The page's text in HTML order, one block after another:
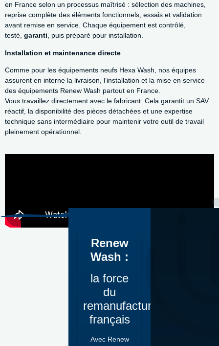
en France selon un processus maîtrisé : sélection des machines,
reprise complète des éléments fonctionnels, essais et validation
avant remise en service. Chaque équipement est contrôlé,
testé, garanti, puis préparé pour installation.
Installation et maintenance directe
Comme pour les équipements neufs Hexa Wash, nos équipes
assurent en interne la livraison, l’installation et la mise en service
des équipements Renew Wash partout en France.
Vous travaillez directement avec le fabricant. Cela garantit un SAV
réactif, la disponibilité des pièces détachées et une expertise
technique sans intermédiaire pour maintenir votre outil de travail
pleinement opérationnel.
Renew
Wash :
la force
du
remanufacturé
français
Avec Renew